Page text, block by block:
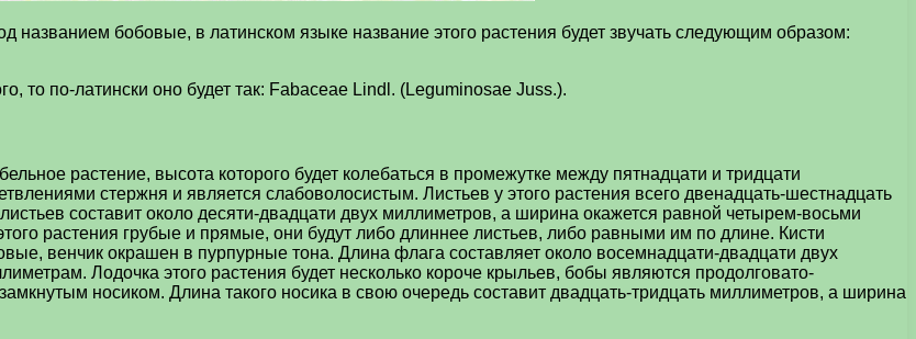
названием бобовые, в латинском языке название этого растения будет звучать следующим образом:
то по-латински оно будет так: Fabaceae Lindl. (Leguminosae Juss.).
растение, высота которого будет колебаться в промежутке между пятнадцати и тридцати
стержня и является слабоволосистым. Листьев у этого растения всего двенадцать-шестнадцать
составит около десяти-двадцати двух миллиметров, а ширина окажется равной четырем-восьми
растения грубые и прямые, они будут либо длиннее листьев, либо равными им по длине. Кисти
венчик окрашен в пурпурные тона. Длина флага составляет около восемнадцати-двадцати двух
Лодочка этого растения будет несколько короче крыльев, бобы являются продолговато-
носиком. Длина такого носика в свою очередь составит двадцать-тридцать миллиметров, а ширина